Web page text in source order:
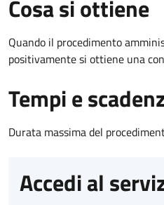
Cosa si ottiene
Quando il procedimento
positivamente si ottiene una
Tempi e
Durata massima del
Accedi al